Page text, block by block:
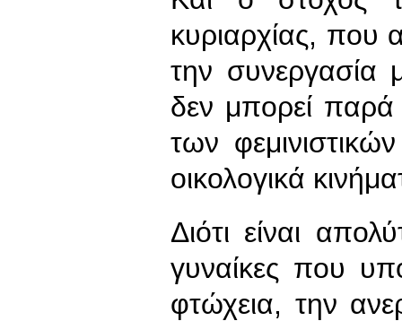
κυριαρχίας, που
την συνεργασία
δεν μπορεί παρά
των
οικολογικά
Διότι είναι
γυναίκες που
φτώχεια, την